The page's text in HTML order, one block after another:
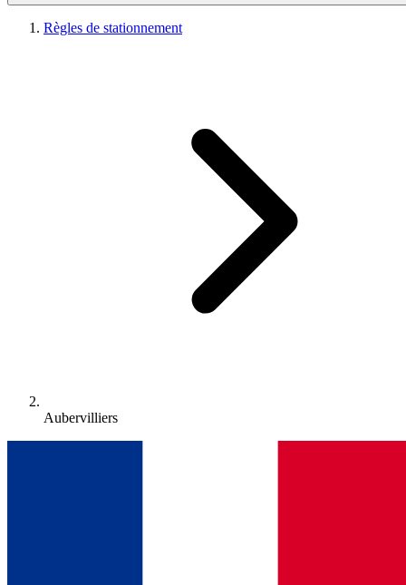
Règles de stationnement
Aubervilliers